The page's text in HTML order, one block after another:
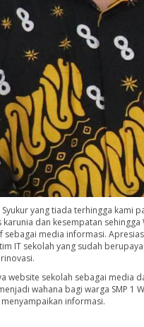
yang tiada terhingga kami
karunia dan kesempatan sehingga
sebagai media informasi.
IT sekolah yang sudah
website sekolah sebagai media
wahana bagi warga SMP 1
informasi.